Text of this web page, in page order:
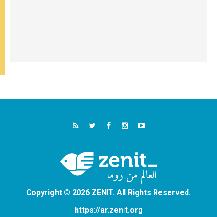
Copyright © 2026 ZENIT. All Rights Reserved.
https://ar.zenit.org